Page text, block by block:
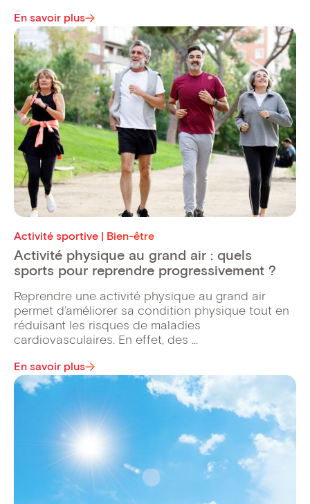
En savoir plus
Activité sportive | Bien-être
Activité physique au grand air : quels
sports pour reprendre progressivement ?
Reprendre une activité physique au grand air
permet d’améliorer sa condition physique tout en
réduisant les risques de maladies
cardiovasculaires. En effet, des ...
En savoir plus